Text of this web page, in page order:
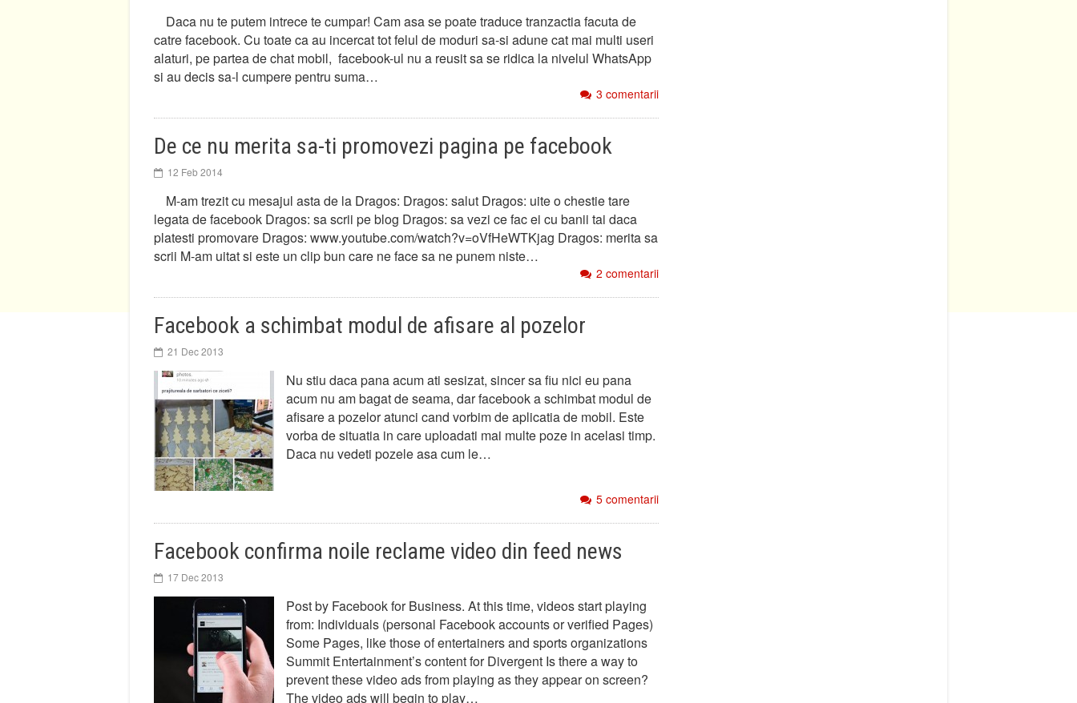
Daca nu te putem intrece te cumpar! Cam asa se poate traduce tranzactia facuta de
catre facebook. Cu toate ca au incercat tot felul de moduri sa-si adune cat mai multi useri
alaturi, pe partea de chat mobil, facebook-ul nu a reusit sa se ridica la nivelul WhatsApp
si au decis sa-l cumpere pentru suma…
3 comentarii
De ce nu merita sa-ti promovezi pagina pe facebook
12 Feb 2014
M-am trezit cu mesajul asta de la Dragos: Dragos: salut Dragos: uite o chestie tare
legata de facebook Dragos: sa scrii pe blog Dragos: sa vezi ce fac ei cu banii tai daca
platesti promovare Dragos: www.youtube.com/watch?v=oVfHeWTKjag Dragos: merita sa
scrii M-am uitat si este un clip bun care ne face sa ne punem niste…
2 comentarii
Facebook a schimbat modul de afisare al pozelor
21 Dec 2013
Nu stiu daca pana acum ati sesizat, sincer sa fiu nici eu pana
acum nu am bagat de seama, dar facebook a schimbat modul de
afisare a pozelor atunci cand vorbim de aplicatia de mobil. Este
vorba de situatia in care uploadati mai multe poze in acelasi timp.
Daca nu vedeti pozele asa cum le…
5 comentarii
Facebook confirma noile reclame video din feed news
17 Dec 2013
Post by Facebook for Business. At this time, videos start playing
from: Individuals (personal Facebook accounts or verified Pages)
Some Pages, like those of entertainers and sports organizations
Summit Entertainment’s content for Divergent Is there a way to
prevent these video ads from playing as they appear on screen?
The video ads will begin to play…